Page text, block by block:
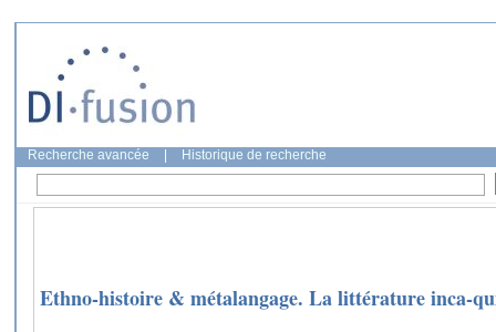
Recherche avancée Historique de recherche
Ethno-histoire & métalangage. La littérature inca-